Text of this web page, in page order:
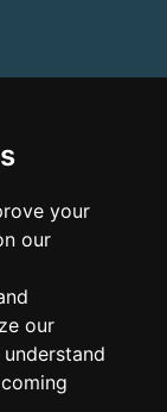
your
our
our